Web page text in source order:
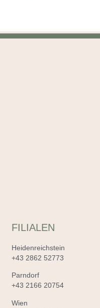
FILIALEN
Heidenreichstein
+43 2862 52773
Parndorf
+43 2166 20754
Wien